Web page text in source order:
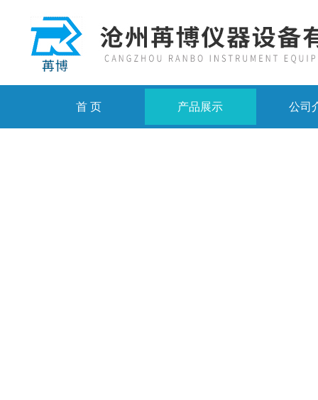
首 页 产品展示 公司